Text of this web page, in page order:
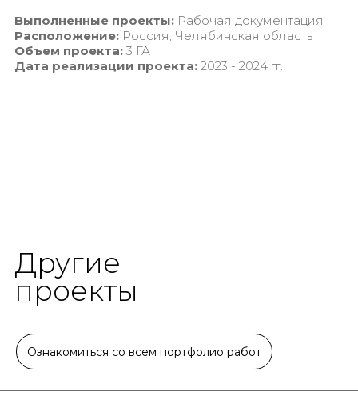
Выполненные проекты: Рабочая документация
Расположение:Россия, Челябинская область
Объем проекта: 3 ГА
Дата реализации проекта:2023 - 2024 гг..
Другие
проекты
Ознакомиться со всем портфолио работ